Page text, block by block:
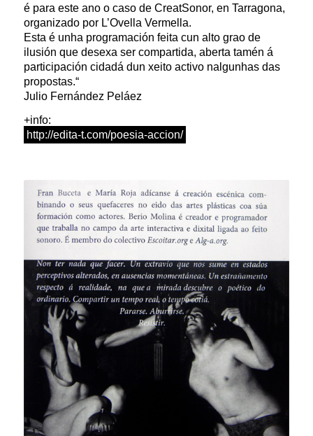
é para este ano o caso de CreatSonor, en Tarragona,
organizado por L’Ovella Vermella.
Esta é unha programación feita cun alto grao de
ilusión que desexa ser compartida, aberta tamén á
participación cidadá dun xeito activo nalgunhas das
propostas.“
Julio Fernández Peláez
+info:
http://edita-t.com/poesia-accion/